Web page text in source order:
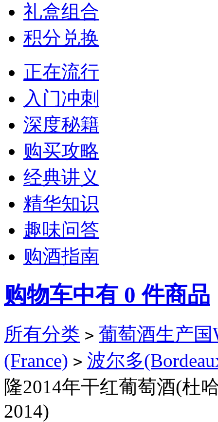
礼盒组合
积分兑换
正在流行
入门冲刺
深度秘籍
购买攻略
经典讲义
精华知识
趣味问答
购酒指南
购物车中有 0 件商品
所有分类 > 葡萄酒生产国
(France) > 波尔多
隆2014年干红葡萄酒(杜
2014)